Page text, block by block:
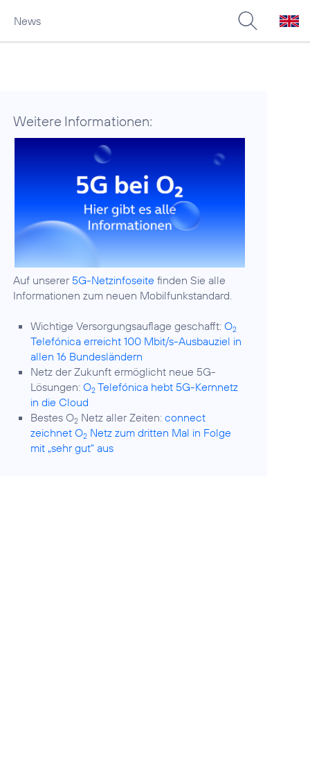
News
Weitere Informationen:
Auf unserer 5G-Netzinfoseite finden Sie alle
Informationen zum neuen Mobilfunkstandard.
Wichtige Versorgungsauflage geschafft:O2
Telefónica erreicht 100 Mbit/s-Ausbauziel in
allen 16 Bundesländern
Netz der Zukunft ermöglicht neue 5G-
Lösungen:O2 Telefónica hebt 5G-Kernnetz
in die Cloud
Bestes O2 Netz aller Zeiten:connect
zeichnet O2 Netz zum dritten Mal in Folge
mit „sehr gut“ aus